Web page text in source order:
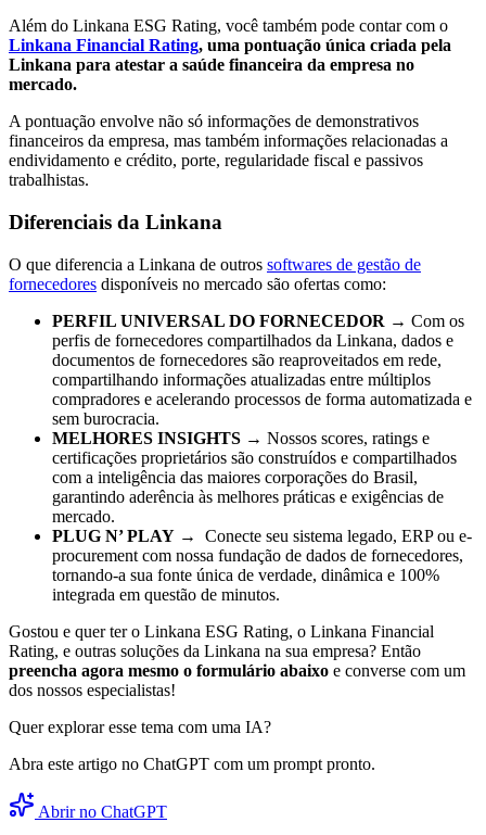
Além do Linkana ESG Rating, você também pode contar com o
Linkana Financial Rating, uma pontuação única criada pela
Linkana para atestar a saúde financeira da empresa no
mercado.
A pontuação envolve não só informações de demonstrativos
financeiros da empresa, mas também informações relacionadas a
endividamento e crédito, porte, regularidade fiscal e passivos
trabalhistas.
Diferenciais da Linkana
O que diferencia a Linkana de outros softwares de gestão de
fornecedores disponíveis no mercado são ofertas como:
PERFIL UNIVERSAL DO FORNECEDOR → Com os
perfis de fornecedores compartilhados da Linkana, dados e
documentos de fornecedores são reaproveitados em rede,
compartilhando informações atualizadas entre múltiplos
compradores e acelerando processos de forma automatizada e
sem burocracia.
MELHORES INSIGHTS → Nossos scores, ratings e
certificações proprietários são construídos e compartilhados
com a inteligência das maiores corporações do Brasil,
garantindo aderência às melhores práticas e exigências de
mercado.
PLUG N’ PLAY → Conecte seu sistema legado, ERP ou e-
procurement com nossa fundação de dados de fornecedores,
tornando-a sua fonte única de verdade, dinâmica e 100%
integrada em questão de minutos.
Gostou e quer ter o Linkana ESG Rating, o Linkana Financial
Rating, e outras soluções da Linkana na sua empresa? Então
preencha agora mesmo o formulário abaixo e converse com um
dos nossos especialistas!
Quer explorar esse tema com uma IA?
Abra este artigo no ChatGPT com um prompt pronto.
Abrir no ChatGPT